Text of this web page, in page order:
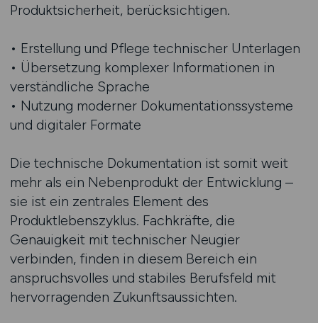
Produktsicherheit, berücksichtigen.
• Erstellung und Pflege technischer Unterlagen
• Übersetzung komplexer Informationen in
verständliche Sprache
• Nutzung moderner Dokumentationssysteme
und digitaler Formate
Die technische Dokumentation ist somit weit
mehr als ein Nebenprodukt der Entwicklung –
sie ist ein zentrales Element des
Produktlebenszyklus. Fachkräfte, die
Genauigkeit mit technischer Neugier
verbinden, finden in diesem Bereich ein
anspruchsvolles und stabiles Berufsfeld mit
hervorragenden Zukunftsaussichten.